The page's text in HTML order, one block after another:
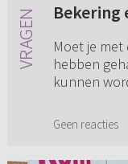
Bekering
Moet je
hebben
kunnen
Geen reacties